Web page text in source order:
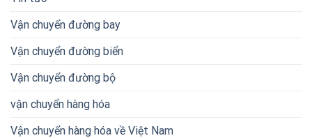
Vận chuyển đường bay
Vận chuyển đường biển
Vận chuyển đường bộ
vận chuyển hàng hóa
Vận chuyển hàng hóa về Việt Nam